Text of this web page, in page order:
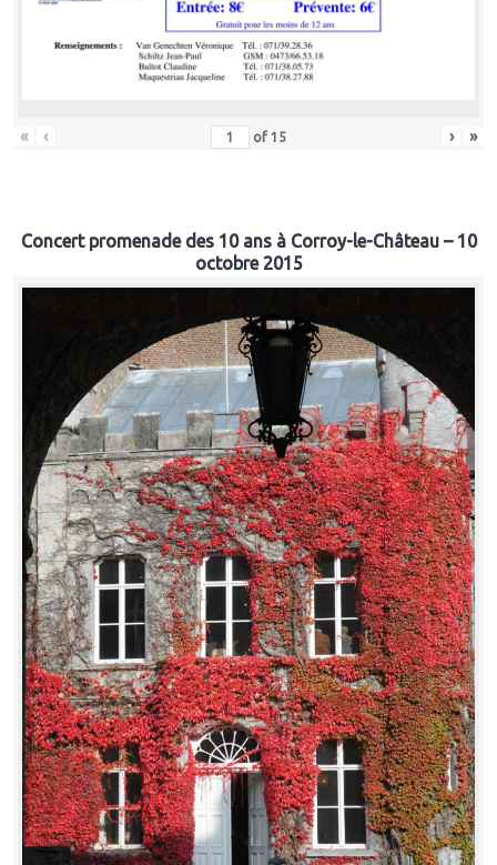
« ‹ of 15 › »
Concert promenade des 10 ans à Corroy-le-Château – 10
octobre 2015